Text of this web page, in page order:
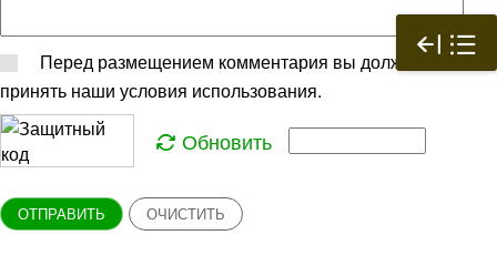
Перед размещением комментария вы должны
принять наши условия использования.
Обновить
ОТПРАВИТЬ ОЧИСТИТЬ